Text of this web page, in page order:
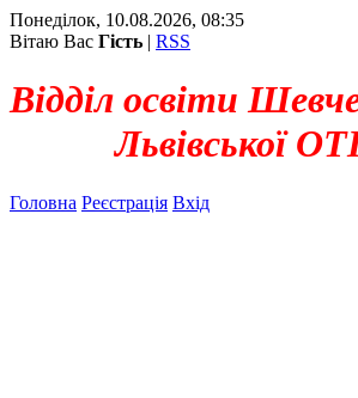
Понеділок, 10.08.2026, 08:35
Вітаю Вас Гість | RSS
Відділ освіти
Львівської
Головна Реєстрація Вхід